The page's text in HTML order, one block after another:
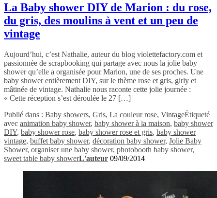
La Baby shower DIY de Marion : du rose,
du gris, des moulins à vent et un peu de
vintage
Aujourd’hui, c’est Nathalie, auteur du blog violettefactory.com et
passionnée de scrapbooking qui partage avec nous la jolie baby
shower qu’elle a organisée pour Marion, une de ses proches. Une
baby shower entièrement DIY, sur le thème rose et gris, girly et
mâtinée de vintage. Nathalie nous raconte cette jolie journée :
« Cette réception s’est déroulée le 27 […]
Publié dans : Baby showers, Gris, La couleur rose, VintageÉtiqueté
avec animation baby shower, baby shower à la maison, baby shower
DIY, baby shower rose, baby shower rose et gris, baby shower
vintage, buffet baby shower, décoration baby shower, Jolie Baby
Shower, organiser une baby shower, photobooth baby shower,
sweet table baby showerL'auteur 09/09/2014